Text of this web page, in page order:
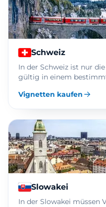
Schweiz
In der Schweiz ist nur
gültig in einem
Vignetten kaufen
Slowakei
In der Slowakei müssen